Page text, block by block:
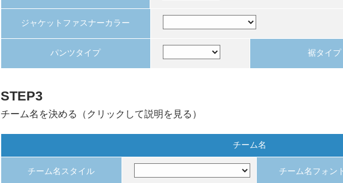
ジャケットファスナーカラー
パンツタイプ 裾タイプ
STEP3
チーム名を決める（クリックして説明を見る）
チーム名
チーム名スタイル チーム名フォン